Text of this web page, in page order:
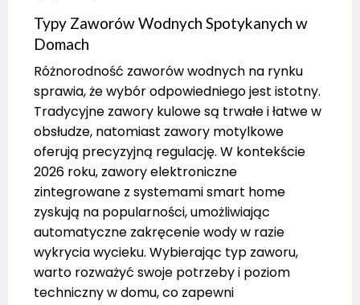
Typy Zaworów Wodnych Spotykanych w
Domach
Różnorodność zaworów wodnych na rynku
sprawia, że wybór odpowiedniego jest istotny.
Tradycyjne zawory kulowe są trwałe i łatwe w
obsłudze, natomiast zawory motylkowe
oferują precyzyjną regulację. W kontekście
2026 roku, zawory elektroniczne
zintegrowane z systemami smart home
zyskują na popularności, umożliwiając
automatyczne zakręcenie wody w razie
wykrycia wycieku. Wybierając typ zaworu,
warto rozważyć swoje potrzeby i poziom
techniczny w domu, co zapewni